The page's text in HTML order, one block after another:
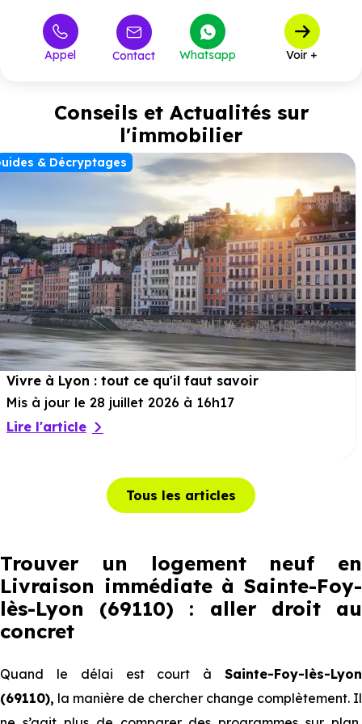
Appel Contact Whatsapp Voir +
Conseils et Actualités sur
l'immobilier
& Décryptages
Vivre à Lyon : tout ce qu'il faut savoir
Mis à jour le 28 juillet 2026 à 16h17
Lire l'article
Tous les articles
Trouver un logement neuf en
Livraison immédiate à Sainte-Foy-
lès-Lyon (69110) : aller droit au
concret
Quand le délai est court à Sainte-Foy-lès-Lyon
(69110), la manière de chercher change complètement. Il